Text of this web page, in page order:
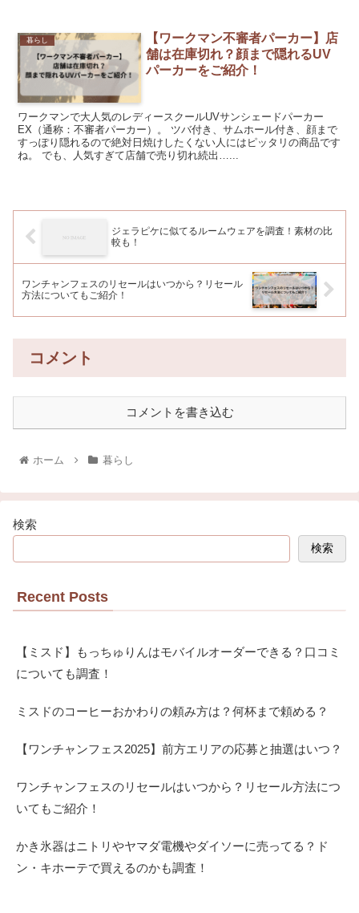
暮らし
【ワークマン不審者パーカー】店
舗は在庫切れ？顔まで隠れるUV
パーカーをご紹介！
ワークマンで大人気のレディースクールUVサンシェードパーカー
EX（通称：不審者パーカー）。 ツバ付き、サムホール付き、顔まで
すっぽり隠れるので絶対日焼けしたくない人にはピッタリの商品です
ね。 でも、人気すぎて店舗で売り切れ続出…...
ジェラピケに似てるルームウェアを調査！素材の比
較も！
ワンチャンフェスのリセールはいつから？リセール
方法についてもご紹介！
コメント
コメントを書き込む
ホーム 暮らし
検索
検索
Recent Posts
【ミスド】もっちゅりんはモバイルオーダーできる？口コミ
についても調査！
ミスドのコーヒーおかわりの頼み方は？何杯まで頼める？
【ワンチャンフェス2025】前方エリアの応募と抽選はいつ？
ワンチャンフェスのリセールはいつから？リセール方法につ
いてもご紹介！
かき氷器はニトリやヤマダ電機やダイソーに売ってる？ド
ン・キホーテで買えるのかも調査！